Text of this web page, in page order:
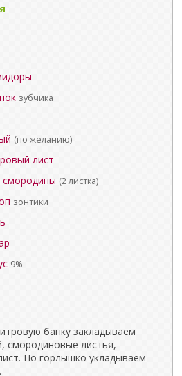
зубчика
(по желанию)
лист
смородины (2 листка)
зонтики
9%
банку закладываем
смородиновые листья,
По горлышко укладываем